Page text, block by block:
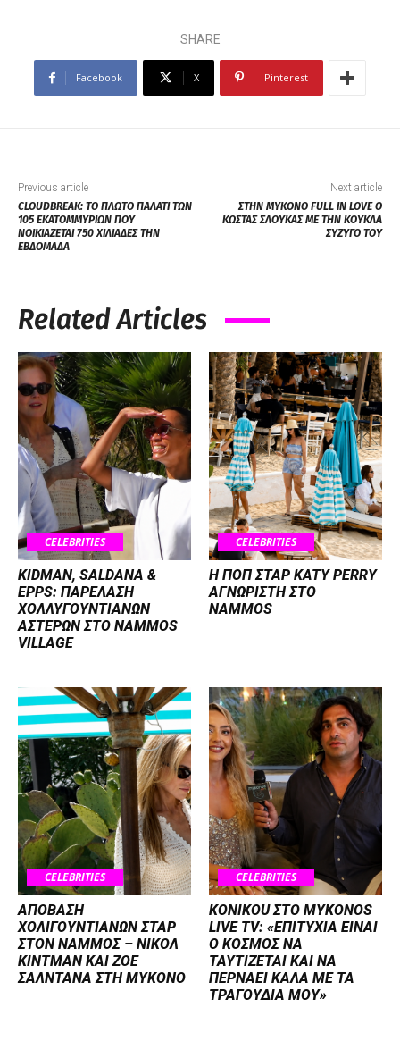
SHARE
Facebook X Pinterest
Previous article
CLOUDBREAK: ΤΟ ΠΛΩΤΟ ΠΑΛΑΤΙ ΤΩΝ
105 ΕΚΑΤΟΜΜΥΡΙΩΝ ΠΟΥ
ΝΟΙΚΙΑΖΕΤΑΙ 750 ΧΙΛΙΑΔΕΣ ΤΗΝ
ΕΒΔΟΜΑΔΑ
Next article
ΣΤΗΝ ΜΥΚΟΝΟ FULL IN LOVE Ο
ΚΩΣΤΑΣ ΣΛΟΥΚΑΣ ΜΕ ΤΗΝ ΚΟΥΚΛΑ
ΣΥΖΥΓΟ ΤΟΥ
Related Articles
CELEBRITIES
KIDMAN, SALDANA &
EPPS: ΠΑΡΕΛΑΣΗ
ΧΟΛΛΥΓΟΥΝΤΙΑΝΩΝ
ΑΣΤΕΡΩΝ ΣΤΟ NAMMOS
VILLAGE
CELEBRITIES
H ΠΟΠ ΣΤΑΡ KATY PERRY
ΑΓΝΩΡΙΣΤΗ ΣΤΟ
NAMMOS
CELEBRITIES
ΑΠΟΒΑΣΗ
ΧΟΛΙΓΟΥΝΤΙΑΝΩΝ ΣΤΑΡ
ΣΤΟΝ NΑΜΜΟΣ – ΝΙΚΟΛ
ΚΙΝΤΜΑΝ ΚΑΙ ΖΟΕ
ΣΑΛΝΤΑΝΑ ΣΤΗ ΜΥΚΟΝΟ
CELEBRITIES
KONIKOU ΣΤΟ MYKONOS
LIVE TV: «ΕΠΙΤΥΧΙΑ ΕΙΝΑΙ
Ο ΚΟΣΜΟΣ ΝΑ
ΤΑΥΤΙΖΕΤΑΙ KAI ΝΑ
ΠΕΡΝΑΕΙ ΚΑΛΑ ΜΕ ΤΑ
ΤΡΑΓΟΥΔΙΑ ΜΟΥ»